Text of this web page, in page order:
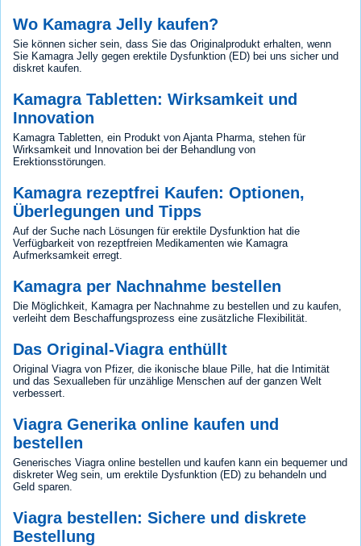
Wo Kamagra Jelly kaufen?
Sie können sicher sein, dass Sie das Originalprodukt erhalten, wenn
Sie Kamagra Jelly gegen erektile Dysfunktion (ED) bei uns sicher und
diskret kaufen.
Kamagra Tabletten: Wirksamkeit und
Innovation
Kamagra Tabletten, ein Produkt von Ajanta Pharma, stehen für
Wirksamkeit und Innovation bei der Behandlung von
Erektionsstörungen.
Kamagra rezeptfrei Kaufen: Optionen,
Überlegungen und Tipps
Auf der Suche nach Lösungen für erektile Dysfunktion hat die
Verfügbarkeit von rezeptfreien Medikamenten wie Kamagra
Aufmerksamkeit erregt.
Kamagra per Nachnahme bestellen
Die Möglichkeit, Kamagra per Nachnahme zu bestellen und zu kaufen,
verleiht dem Beschaffungsprozess eine zusätzliche Flexibilität.
Das Original-Viagra enthüllt
Original Viagra von Pfizer, die ikonische blaue Pille, hat die Intimität
und das Sexualleben für unzählige Menschen auf der ganzen Welt
verbessert.
Viagra Generika online kaufen und
bestellen
Generisches Viagra online bestellen und kaufen kann ein bequemer und
diskreter Weg sein, um erektile Dysfunktion (ED) zu behandeln und
Geld sparen.
Viagra bestellen: Sichere und diskrete
Bestellung